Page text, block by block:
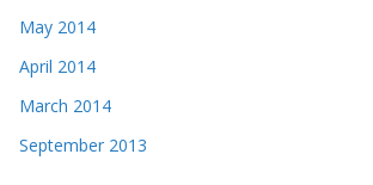
May 2014
April 2014
March 2014
September 2013